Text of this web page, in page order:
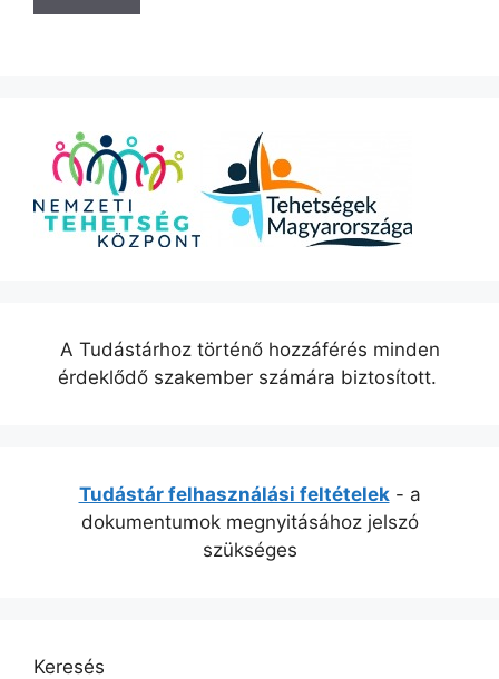
A Tudástárhoz történő hozzáférés minden
érdeklődő szakember számára biztosított.
Tudástár felhasználási feltételek- a
dokumentumok megnyitásához jelszó
szükséges
Keresés